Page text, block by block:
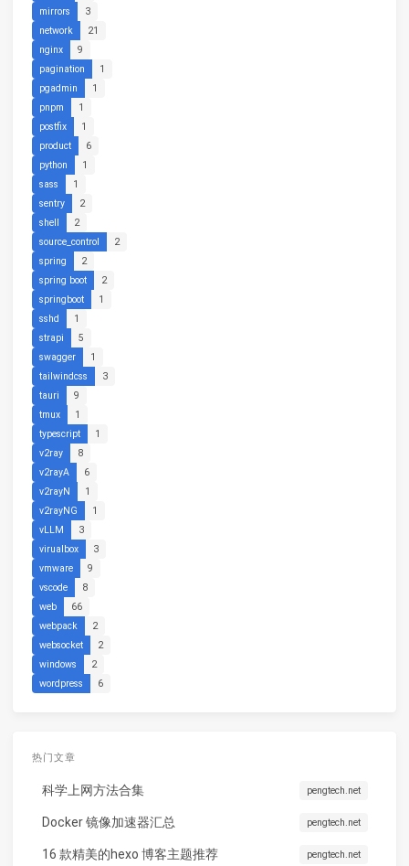
mirrors
3
network
21
nginx
9
pagination
1
pgadmin
1
pnpm
1
postfix
1
product
6
python
1
sass
1
sentry
2
shell
2
source_control
2
spring
2
spring boot
2
springboot
1
sshd
1
strapi
5
swagger
1
tailwindcss
3
tauri
9
tmux
1
typescript
1
v2ray
8
v2rayA
6
v2rayN
1
v2rayNG
1
vLLM
3
virualbox
3
vmware
9
vscode
8
web
66
webpack
2
websocket
2
windows
2
wordpress
6
热门文章
科学上网方法合集 pengtech.net
Docker 镜像加速器汇总 pengtech.net
16 款精美的hexo 博客主题推荐 pengtech.net